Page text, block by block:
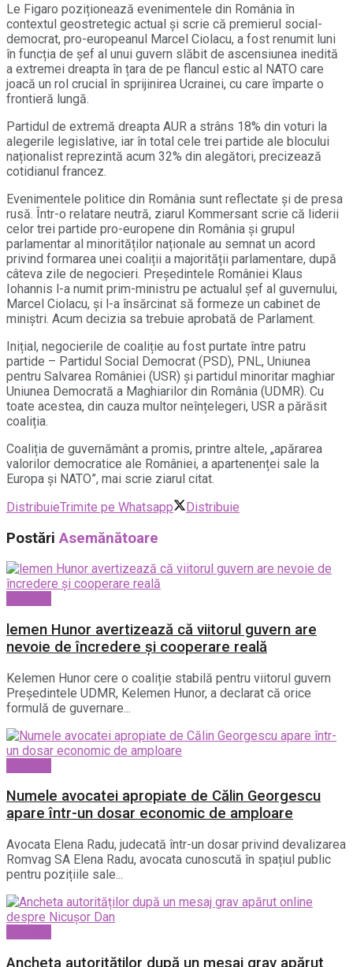
Le Figaro poziționează evenimentele din România în
contextul geostretegic actual și scrie că premierul social-
democrat, pro-europeanul Marcel Ciolacu, a fost renumit luni
în funcția de șef al unui guvern slăbit de ascensiunea inedită
a extremei dreapta în țara de pe flancul estic al NATO care
joacă un rol crucial în sprijinirea Ucrainei, cu care împarte o
frontieră lungă.
Partidul de extremă dreapta AUR a strâns 18% din voturi la
alegerile legislative, iar în total cele trei partide ale blocului
naționalist reprezintă acum 32% din alegători, precizează
cotidianul francez.
Evenimentele politice din România sunt reflectate și de presa
rusă. Într-o relatare neutră, ziarul Kommersant scrie că liderii
celor trei partide pro-europene din România și grupul
parlamentar al minorităților naționale au semnat un acord
privind formarea unei coaliții a majorității parlamentare, după
câteva zile de negocieri. Președintele României Klaus
Iohannis l-a numit prim-ministru pe actualul șef al guvernului,
Marcel Ciolacu, și l-a însărcinat să formeze un cabinet de
miniștri. Acum decizia sa trebuie aprobată de Parlament.
Inițial, negocierile de coaliție au fost purtate între patru
partide – Partidul Social Democrat (PSD), PNL, Uniunea
pentru Salvarea României (USR) și partidul minoritar maghiar
Uniunea Democrată a Maghiarilor din România (UDMR). Cu
toate acestea, din cauza multor neînțelegeri, USR a părăsit
coaliția.
Coaliția de guvernământ a promis, printre altele, „apărarea
valorilor democratice ale României, a apartenenței sale la
Europa și NATO”, mai scrie ziarul citat.
DistribuieTrimite pe Whatsapp Distribuie
PostăriAsemănătoare
lemen Hunor avertizează că viitorul guvern are
nevoie de încredere și cooperare reală
Kelemen Hunor cere o coaliție stabilă pentru viitorul guvern
Președintele UDMR, Kelemen Hunor, a declarat că orice
formulă de guvernare...
Numele avocatei apropiate de Călin Georgescu
apare într-un dosar economic de amploare
Avocata Elena Radu, judecată într-un dosar privind devalizarea
Romvag SA Elena Radu, avocata cunoscută în spațiul public
pentru pozițiile sale...
Ancheta autorităților după un mesaj grav apărut